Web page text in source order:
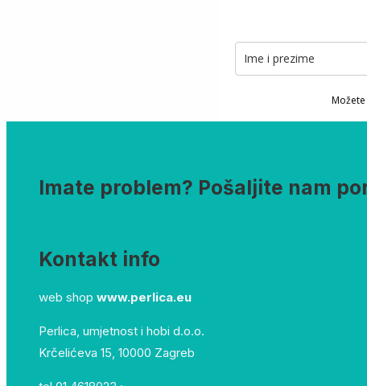
Imate problem? Pošaljite nam
Kontakt info
web shop www.perlica.eu
Perlica, umjetnost i hobi d.o.o.
Krčelićeva 15, 10000 Zagreb